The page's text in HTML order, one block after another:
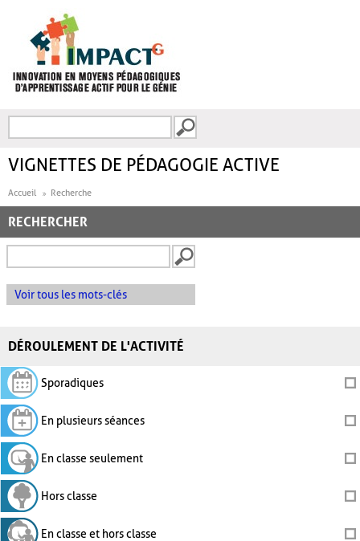
FORMULAIRE DE
VIGNETTES DE PÉDAGOGIE ACTIVE
Accueil Recherche
RECHERCHER
Voir tous les mots-clés
DÉROULEMENT DE L'ACTIVITÉ
Sporadiques
En plusieurs séances
En classe seulement
Hors classe
En classe et hors classe